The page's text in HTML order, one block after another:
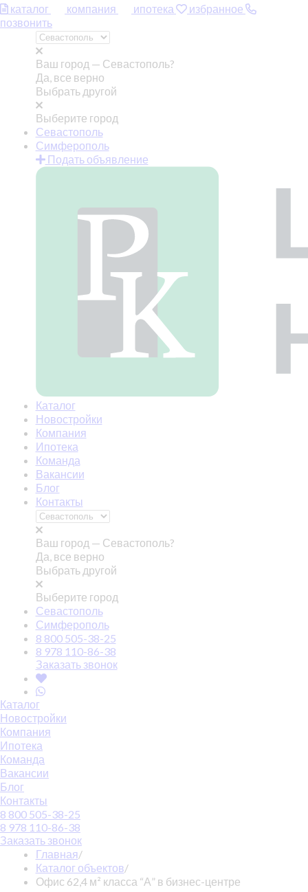
каталог компания ипотека
избранное
позвонить
Ваш город — Севастополь?
Да, все верно
Выбрать другой
Выберите город
Севастополь
Симферополь
Подать объявление
Каталог
Новостройки
Компания
Ипотека
Команда
Вакансии
Блог
Контакты
Ваш город — Севастополь?
Да, все верно
Выбрать другой
Выберите город
Севастополь
Симферополь
8 800 505-38-25
8 978 110-86-38
Заказать звонок
Каталог
Новостройки
Компания
Ипотека
Команда
Вакансии
Блог
Контакты
8 800 505-38-25
8 978 110-86-38
Заказать звонок
Главная/
Каталог объектов/
Офис 62,4 м² класса “А” в бизнес-центре